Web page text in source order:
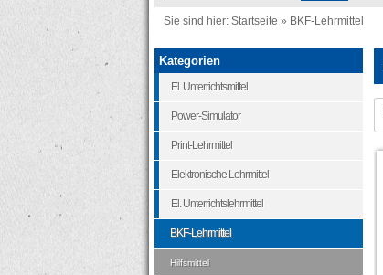
Sie sind hier: Startseite » BKF-Lehrmittel
Kategorien
El. Unterrichtsmittel
Power-Simulator
Print-Lehrmittel
Elektronische Lehrmittel
El. Unterrichtslehrmittel
BKF-Lehrmittel
Hilfsmittel